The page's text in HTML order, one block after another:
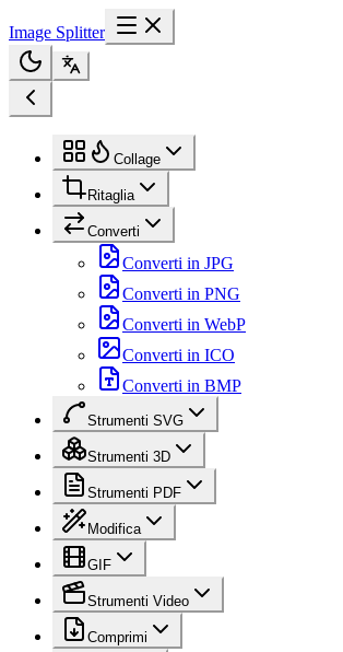
Image Splitter
Collage
Ritaglia
Converti
Converti in JPG
Converti in PNG
Converti in WebP
Converti in ICO
Converti in BMP
Strumenti SVG
Strumenti 3D
Strumenti PDF
Modifica
GIF
Strumenti Video
Comprimi